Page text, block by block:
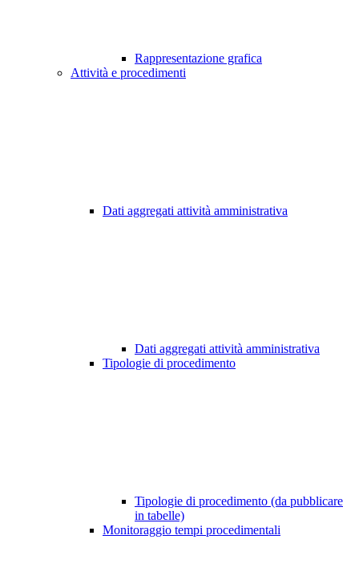
Rappresentazione grafica
Attività e procedimenti
Dati aggregati attività amministrativa
Dati aggregati attività amministrativa
Tipologie di procedimento
Tipologie di procedimento (da pubblicare
in tabelle)
Monitoraggio tempi procedimentali